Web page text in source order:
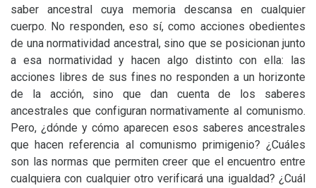
saber ancestral cuya memoria descansa en cualquier
cuerpo. No responden, eso sí, como acciones obedientes
de una normatividad ancestral, sino que se posicionan junto
a esa normatividad y hacen algo distinto con ella: las
acciones libres de sus fines no responden a un horizonte
de la acción, sino que dan cuenta de los saberes
ancestrales que configuran normativamente al comunismo.
Pero, ¿dónde y cómo aparecen esos saberes ancestrales
que hacen referencia al comunismo primigenio? ¿Cuáles
son las normas que permiten creer que el encuentro entre
cualquiera con cualquier otro verificará una igualdad? ¿Cuál